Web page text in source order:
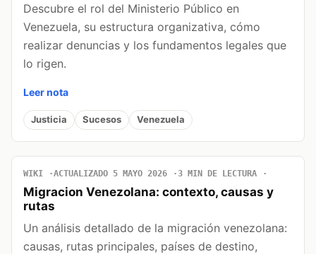
Descubre el rol del Ministerio Público en
Venezuela, su estructura organizativa, cómo
realizar denuncias y los fundamentos legales que
lo rigen.
Leer nota
Justicia Sucesos Venezuela
WIKI ACTUALIZADO 5 MAYO 2026 3 MIN DE LECTURA
Migracion Venezolana: contexto, causas y
rutas
Un análisis detallado de la migración venezolana:
causas, rutas principales, países de destino,